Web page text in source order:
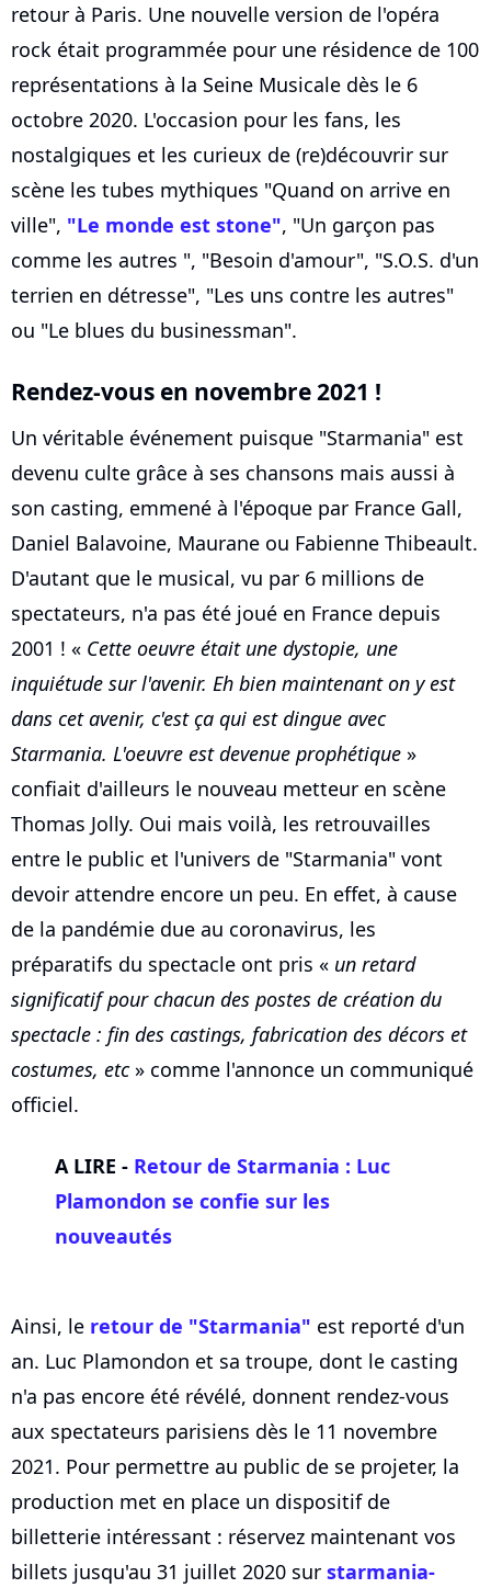
retour à Paris. Une nouvelle version de l'opéra
rock était programmée pour une résidence de 100
représentations à la Seine Musicale dès le 6
octobre 2020. L'occasion pour les fans, les
nostalgiques et les curieux de (re)découvrir sur
scène les tubes mythiques "Quand on arrive en
ville", "Le monde est stone", "Un garçon pas
comme les autres ", "Besoin d'amour", "S.O.S. d'un
terrien en détresse", "Les uns contre les autres"
ou "Le blues du businessman".
Rendez-vous en novembre 2021 !
Un véritable événement puisque "Starmania" est
devenu culte grâce à ses chansons mais aussi à
son casting, emmené à l'époque par France Gall,
Daniel Balavoine, Maurane ou Fabienne Thibeault.
D'autant que le musical, vu par 6 millions de
spectateurs, n'a pas été joué en France depuis
2001 ! « Cette oeuvre était une dystopie, une
inquiétude sur l'avenir. Eh bien maintenant on y est
dans cet avenir, c'est ça qui est dingue avec
Starmania. L'oeuvre est devenue prophétique »
confiait d'ailleurs le nouveau metteur en scène
Thomas Jolly. Oui mais voilà, les retrouvailles
entre le public et l'univers de "Starmania" vont
devoir attendre encore un peu. En effet, à cause
de la pandémie due au coronavirus, les
préparatifs du spectacle ont pris « un retard
significatif pour chacun des postes de création du
spectacle : fin des castings, fabrication des décors et
costumes, etc» comme l'annonce un communiqué
officiel.
A LIRE - Retour de Starmania : Luc
Plamondon se confie sur les
nouveautés
Ainsi, le retour de "Starmania" est reporté d'un
an. Luc Plamondon et sa troupe, dont le casting
n'a pas encore été révélé, donnent rendez-vous
aux spectateurs parisiens dès le 11 novembre
2021. Pour permettre au public de se projeter, la
production met en place un dispositif de
billetterie intéressant : réservez maintenant vos
billets jusqu'au 31 juillet 2020 sur starmania-